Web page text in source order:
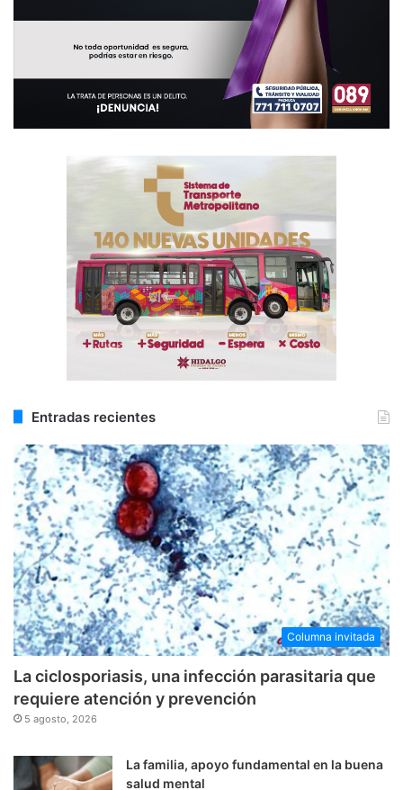
Entradas recientes
Columna invitada
La ciclosporiasis, una infección parasitaria que
requiere atención y prevención
5 agosto, 2026
La familia, apoyo fundamental en la buena
salud mental